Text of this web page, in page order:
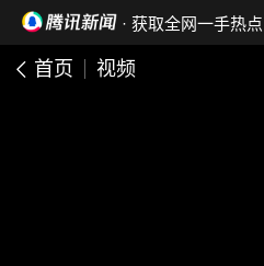
· 获取全网一手热点
首页 视频